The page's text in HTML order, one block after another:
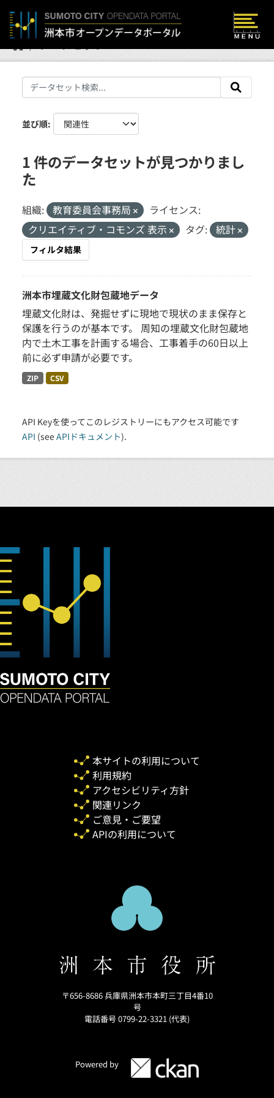
並び順
1 件のデータセットが見つかりまし
た
組織: 教育委員会事務局
ライセンス:
クリエイティブ・コモンズ 表示
タグ: 統計
フィルタ結果
洲本市埋蔵文化財包蔵地データ
埋蔵文化財は、発掘せずに現地で現状のまま保存と
保護を行うのが基本です。 周知の埋蔵文化財包蔵地
内で土木工事を計画する場合、工事着手の60日以上
前に必ず申請が必要です。
ZIP CSV
API Keyを使ってこのレジストリーにもアクセス可能です
API (seeAPIドキュメント).
本サイトの利用について
利用規約
アクセシビリティ方針
関連リンク
ご意見・ご要望
APIの利用について
〒656-8686 兵庫県洲本市本町三丁目4番10
号
電話番号 0799-22-3321 (代表)
Powered by